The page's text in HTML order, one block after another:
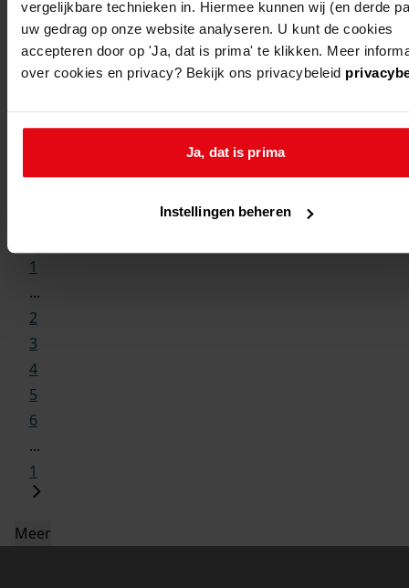
vergelijkbare technieken in. Hiermee kunnen wij (en derde
uw gedrag op onze website analyseren. U kunt de cookies
accepteren door op 'Ja, dat is prima' te klikken. Meer
over cookies en privacy? Bekijk ons privacybeleid
Ja, dat is prima
Instellingen beheren
1
hem, den
bouw ijzeren
1
...
2
3
4
5
6
...
1
Meer